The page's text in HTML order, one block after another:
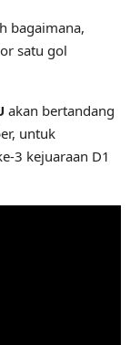
bagaimana,
satu gol
akan bertandang
untuk
3 kejuaraan D1